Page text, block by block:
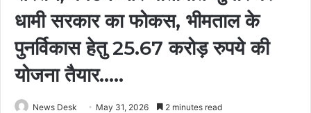
धामी सरकार का फोकस, भीमताल के
पुनर्विकास हेतु 25.67 करोड़ रुपये की
योजना तैयार…..
News Desk May 31, 2026 2 minutes read